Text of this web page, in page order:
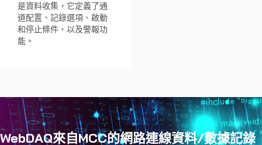
是資料收集，它定義了通
道配置、記錄選項、啟動
和停止條件，以及警報功
能。
WebDAQ來自MCC的網路連線資料/數據記錄